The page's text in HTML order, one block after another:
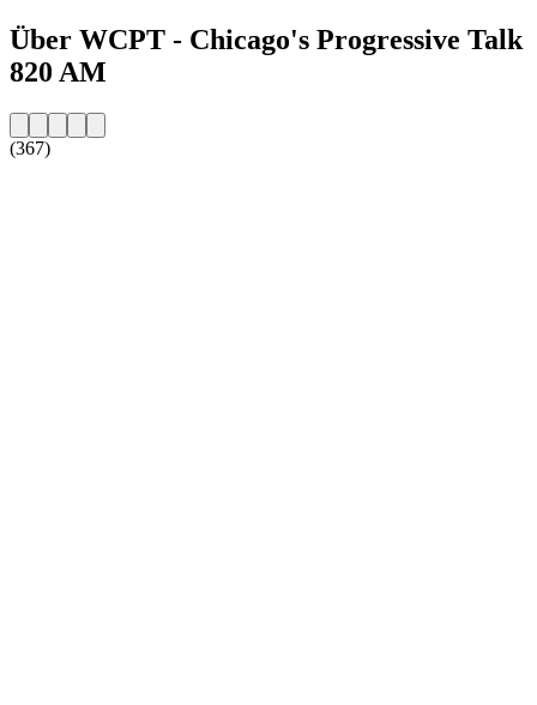
Über WCPT - Chicago's Progressive Talk
820 AM
(367)